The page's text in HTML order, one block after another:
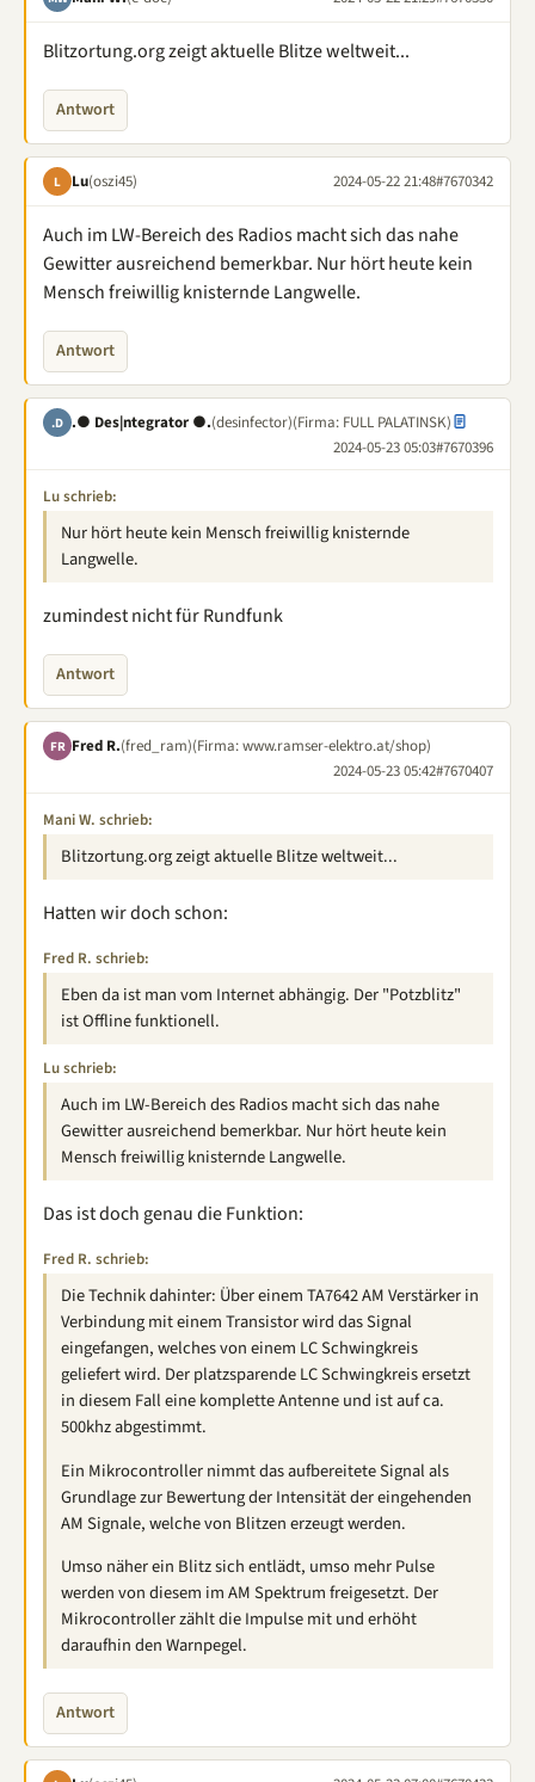
Blitzortung.org zeigt aktuelle Blitze weltweit...
Antwort
L Lu(oszi45) 2024-05-22 21:48#7670342
Auch im LW-Bereich des Radios macht sich das nahe
Gewitter ausreichend bemerkbar. Nur hört heute kein
Mensch freiwillig knisternde Langwelle.
Antwort
.D .● Des|ntegrator ●.(desinfector)(Firma: FULL PALATINSK)
2024-05-23 05:03#7670396
Lu schrieb:
Nur hört heute kein Mensch freiwillig knisternde
Langwelle.
zumindest nicht für Rundfunk
Antwort
FR Fred R.(fred_ram)(Firma: www.ramser-elektro.at/shop)
2024-05-23 05:42#7670407
Mani W. schrieb:
Blitzortung.org zeigt aktuelle Blitze weltweit...
Hatten wir doch schon:
Fred R. schrieb:
Eben da ist man vom Internet abhängig. Der "Potzblitz"
ist Offline funktionell.
Lu schrieb:
Auch im LW-Bereich des Radios macht sich das nahe
Gewitter ausreichend bemerkbar. Nur hört heute kein
Mensch freiwillig knisternde Langwelle.
Das ist doch genau die Funktion:
Fred R. schrieb:
Die Technik dahinter: Über einem TA7642 AM Verstärker in
Verbindung mit einem Transistor wird das Signal
eingefangen, welches von einem LC Schwingkreis
geliefert wird. Der platzsparende LC Schwingkreis ersetzt
in diesem Fall eine komplette Antenne und ist auf ca.
500khz abgestimmt.
Ein Mikrocontroller nimmt das aufbereitete Signal als
Grundlage zur Bewertung der Intensität der eingehenden
AM Signale, welche von Blitzen erzeugt werden.
Umso näher ein Blitz sich entlädt, umso mehr Pulse
werden von diesem im AM Spektrum freigesetzt. Der
Mikrocontroller zählt die Impulse mit und erhöht
daraufhin den Warnpegel.
Antwort